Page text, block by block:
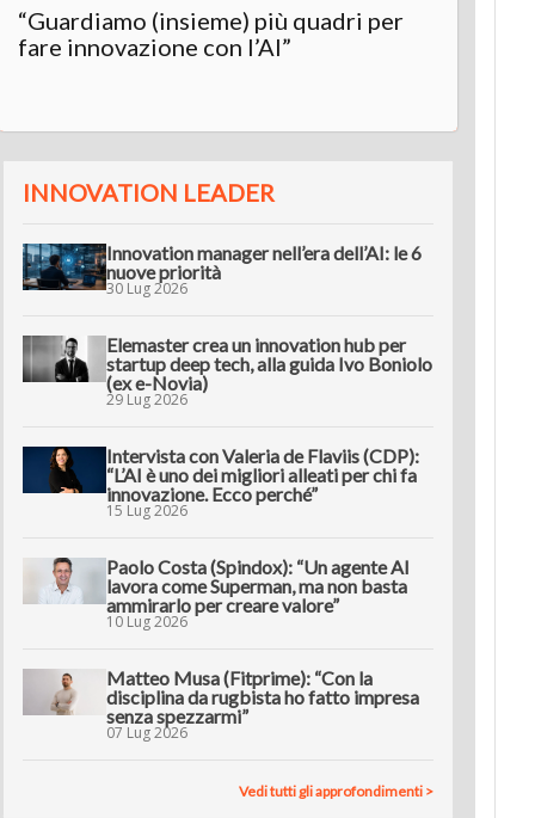
“Guardiamo (insieme) più quadri per
fare innovazione con l’AI”
INNOVATION LEADER
Innovation manager nell’era dell’AI: le 6
nuove priorità
30 Lug 2026
Elemaster crea un innovation hub per
startup deep tech, alla guida Ivo Boniolo
(ex e-Novia)
29 Lug 2026
Intervista con Valeria de Flaviis (CDP):
“L’AI è uno dei migliori alleati per chi fa
innovazione. Ecco perché”
15 Lug 2026
Paolo Costa (Spindox): “Un agente AI
lavora come Superman, ma non basta
ammirarlo per creare valore”
10 Lug 2026
Matteo Musa (Fitprime): “Con la
disciplina da rugbista ho fatto impresa
senza spezzarmi”
07 Lug 2026
Vedi tutti gli approfondimenti >